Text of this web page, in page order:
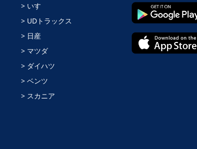
> いすゞ
> UDトラックス
> 日産
> マツダ
> ダイハツ
> ベンツ
> スカニア